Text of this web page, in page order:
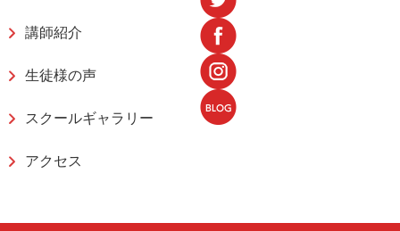
講師紹介
生徒様の声
スクールギャラリー
アクセス